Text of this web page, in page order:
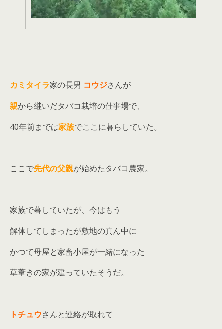
カミタイラ家の長男 コウジさんが
親から継いだタバコ栽培の仕事場で、
40年前までは家族でここに暮らしていた。
ここで先代の父親が始めたタバコ農家。
家族で暮していたが、今はもう
解体してしまったが敷地の真ん中に
かつて母屋と家畜小屋が一緒になった
草葦きの家が建っていたそうだ。
トチュウさんと連絡が取れて